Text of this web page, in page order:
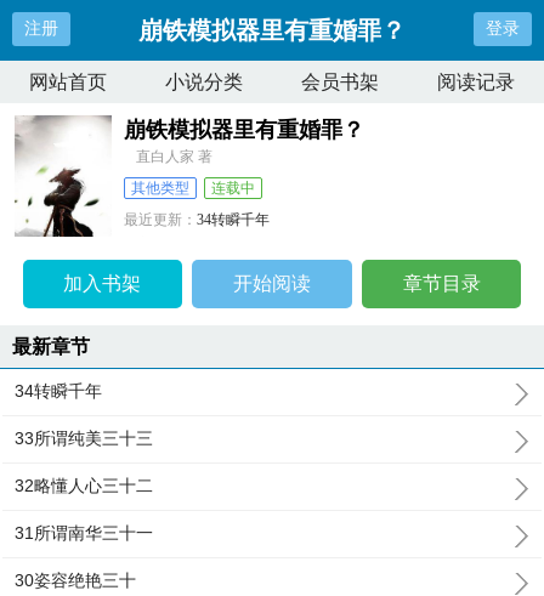
注册 崩铁模拟器里有重婚罪？ 登录
网站首页 小说分类 会员书架 阅读记录
崩铁模拟器里有重婚罪？
直白人家 著
其他类型
连载中
最近更新：34转瞬千年
加入书架 开始阅读 章节目录
最新章节
34转瞬千年
33所谓纯美三十三
32略懂人心三十二
31所谓南华三十一
30姿容绝艳三十